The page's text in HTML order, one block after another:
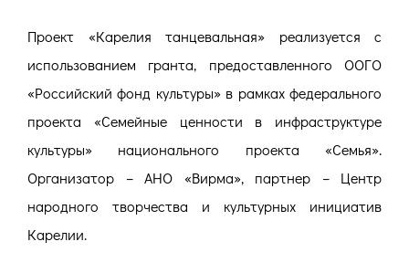
Проект «Карелия танцевальная» реализуется с
использованием гранта, предоставленного ООГО
«Российский фонд культуры» в рамках федерального
проекта «Семейные ценности в инфраструктуре
культуры» национального проекта «Семья».
Организатор – АНО «Вирма», партнер – Центр
народного творчества и культурных инициатив
Карелии.